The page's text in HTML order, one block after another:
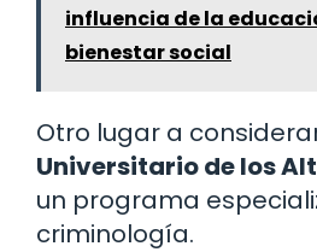
influencia de la
bienestar social
Otro lugar a
Universitario de los
un programa
criminología.